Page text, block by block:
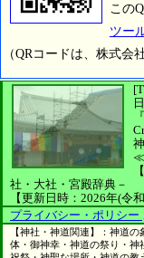
この
ツー
（QRコードは、株式会
≪
社・大社・宮殿辞典－
【更新日時：2026年(令
プライバシー・ポリシー
【神社・神道関連】：神道
体・御神幸・神道の祭り・神